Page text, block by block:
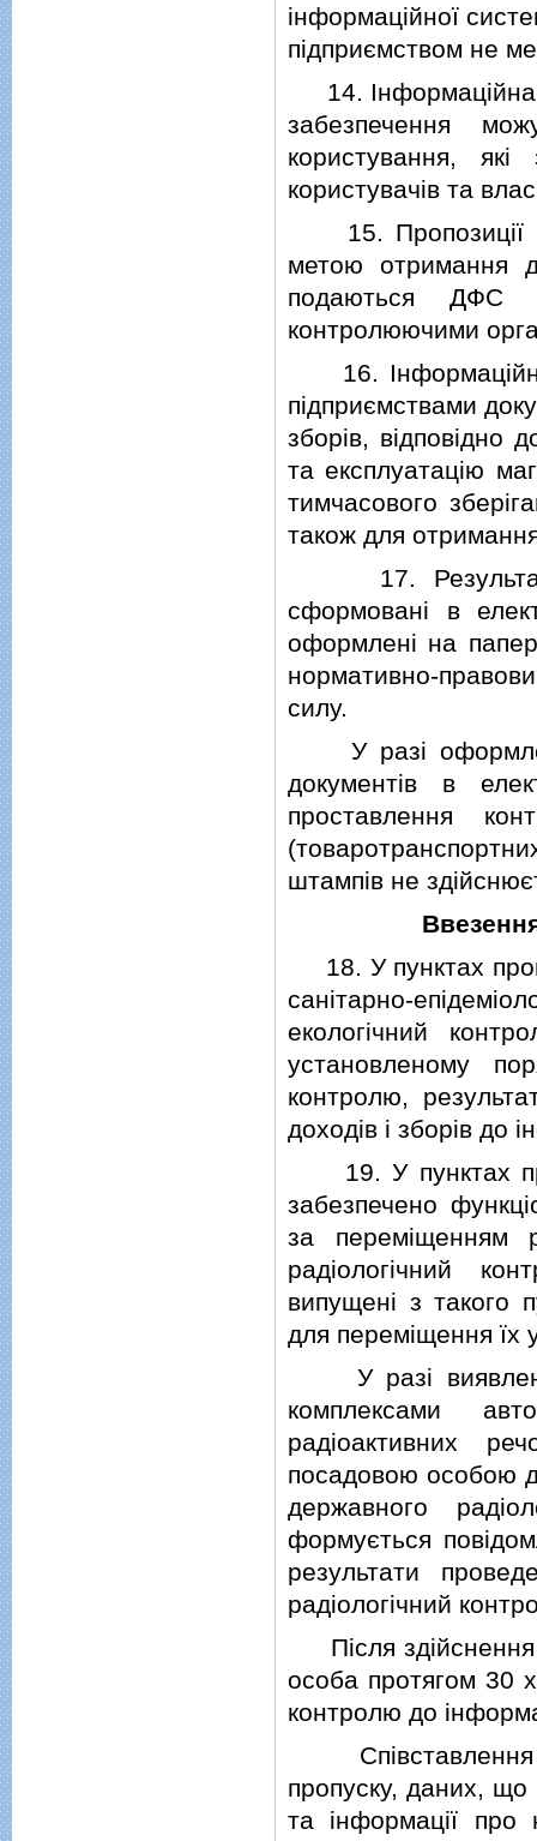
iнформацiйної
пiдприємством не
14. Iнформацiйна
забезпечення
користування,
користувачiв та
15. Пропозицiї
метою отримання
подаються ДФС
контролюючими
16. Iнформацiйна
пiдприємствами
зборiв, вiдповiдно
та експлуатацiю
тимчасового
також для
17. Результати
сформованi в
оформленi на
нормативно-
силу.
У разi
документiв в
проставлення
штампiв не
18. У пунктах
санiтарно-
екологiчний
установленому
контролю,
доходiв i зборiв до
19. У пунктах
забезпечено
за перемiщенням
радiологiчний
випущенi з такого
для перемiщення їх
У разi
комплексами
радiоактивних
посадовою особою
державного
формується
результати
радiологiчний
Пiсля здiйснення
особа протягом 30
контролю до
Спiвставлення
пропуску, даних, що
та iнформацiї про